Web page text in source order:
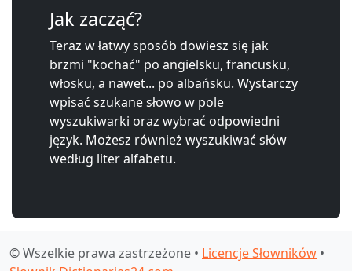
Jak zacząć?
Teraz w łatwy sposób dowiesz się jak
brzmi "kochać" po angielsku, francusku,
włosku, a nawet... po albańsku. Wystarczy
wpisać szukane słowo w pole
wyszukiwarki oraz wybrać odpowiedni
język. Możesz również wyszukiwać słów
według liter alfabetu.
© Wszelkie prawa zastrzeżone • Licencje Słowników •